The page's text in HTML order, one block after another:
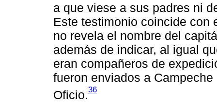
a que viese a sus padres ni
Este testimonio coincide con
no revela el nombre del
además de indicar, al igual
eran compañeros de
fueron enviados a
Oficio.36